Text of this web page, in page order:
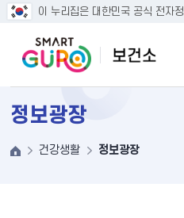
이 누리집은 대한민국 공식 전자
본문 바
정보광장
건강생활 정보광장